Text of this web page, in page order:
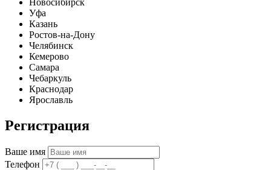
Новосибирск
Уфа
Казань
Ростов-на-Дону
Челябинск
Кемерово
Самара
Чебаркуль
Краснодар
Ярославль
Регистрация
Ваше имя
Телефон